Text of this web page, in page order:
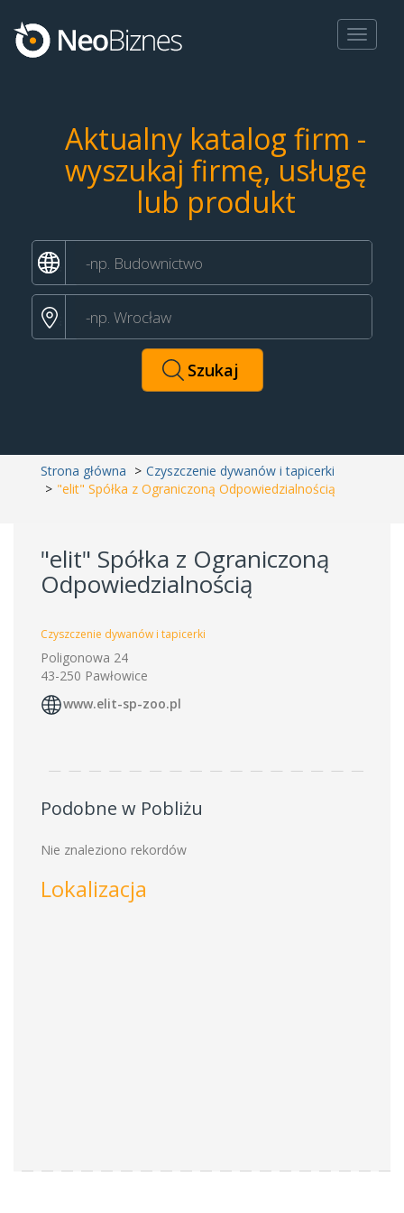
Toggle
Aktualny katalog firm -
wyszukaj firmę, usługę
lub produkt
Strona główna
Czyszczenie dywanów i tapicerki
"elit" Spółka z Ograniczoną Odpowiedzialnością
"elit" Spółka z Ograniczoną
Odpowiedzialnością
Czyszczenie dywanów i tapicerki
Poligonowa 24
43-250 Pawłowice
www.elit-sp-zoo.pl
Podobne w Pobliżu
Nie znaleziono rekordów
Lokalizacja